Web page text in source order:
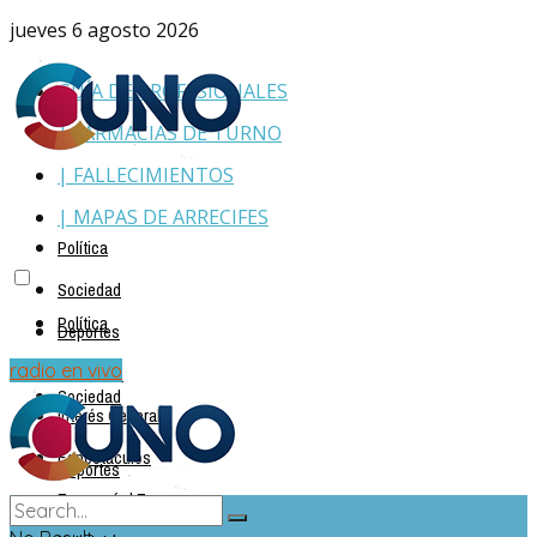
jueves 6 agosto 2026
GUÍA DE PROFESIONALES
| FARMACIAS DE TURNO
| FALLECIMIENTOS
| MAPAS DE ARRECIFES
Política
Sociedad
Deportes
Policiales
Interés General
Espectáculos
Economía | Empresas
Política
Sociedad
Deportes
radio en vivo